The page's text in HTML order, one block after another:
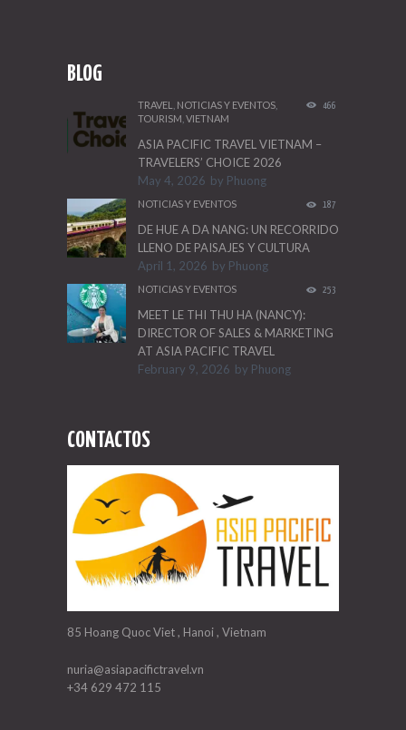
BLOG
TRAVEL NOTICIAS Y EVENTOS
TOURISM VIETNAM
466
ASIA PACIFIC TRAVEL VIETNAM –
TRAVELERS’ CHOICE 2026
May 4, 2026 by Phuong
NOTICIAS Y EVENTOS 187
DE HUE A DA NANG: UN RECORRIDO
LLENO DE PAISAJES Y CULTURA
April 1, 2026 by Phuong
NOTICIAS Y EVENTOS 253
MEET LE THI THU HA (NANCY):
DIRECTOR OF SALES & MARKETING
AT ASIA PACIFIC TRAVEL
February 9, 2026 by Phuong
CONTACTOS
85 Hoang Quoc Viet , Hanoi , Vietnam
nuria@asiapacifictravel.vn
+34 629 472 115